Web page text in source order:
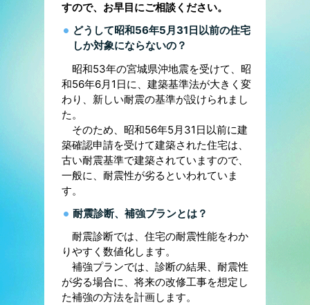
すので、お早目にご相談ください。
どうして昭和56年5月31日以前の住宅
しか対象にならないの？
昭和53年の宮城県沖地震を受けて、昭
和56年6月1日に、建築基準法が大きく変
わり、新しい耐震の基準が設けられまし
た。
そのため、昭和56年5月31日以前に建
築確認申請を受けて建築された住宅は、
古い耐震基準で建築されていますので、
一般に、耐震性が劣るといわれていま
す。
耐震診断、補強プランとは？
耐震診断では、住宅の耐震性能をわか
りやすく数値化します。
補強プランでは、診断の結果、耐震性
が劣る場合に、将来の改修工事を想定し
た補強の方法を計画します。